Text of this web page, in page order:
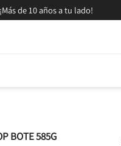
¡Más de 10 años a tu lado!
BOTE 585G